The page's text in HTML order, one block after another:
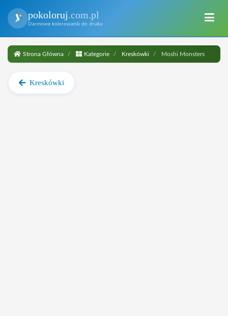
pokoloruj.com.pl
Darmowe kolorowanki do druku
Strona Główna Kategorie Kreskówki Moshi Monsters
Kreskówki